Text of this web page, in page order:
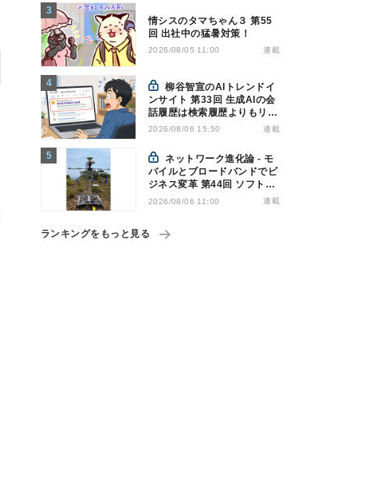
情シスのタマちゃん３ 第55
回 出社中の猛暑対策！
2026/08/05 11:00 連載
柳谷智宣のAIトレンドイ
ンサイト 第33回 生成AIの会
話履歴は検索履歴よりもリス
キー？今のうちに情報漏洩対
2026/08/06 15:50 連載
ネットワーク進化論 - モ
バイルとブロードバンドでビ
ジネス変革 第44回 ソフトバ
ンクが「HAPS」のプレ商用
2026/08/06 11:00 連載
ランキングをもっと見る